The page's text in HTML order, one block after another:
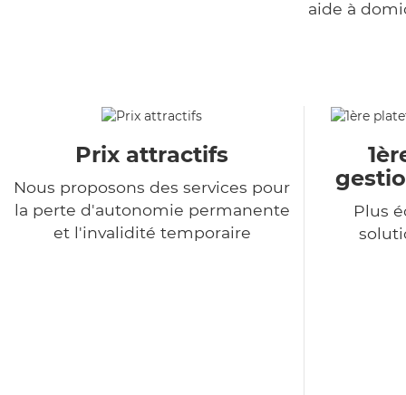
aide à
Prix attractifs
Nous proposons des services pour
la perte d'autonomie permanente
et l'invalidité temporaire
Plus